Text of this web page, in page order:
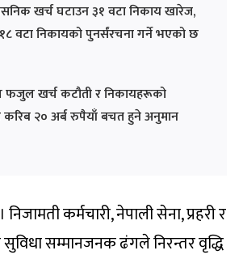
खर्च घटाउन ३१ वटा निकाय खारेज,
वटा निकायको पुनर्संरचना गर्ने भएको छ
फजुल खर्च कटौती र निकायहरूको
करिब २० अर्ब रुपैयाँ बचत हुने अनुमान
कर्मचारी, नेपाली सेना, प्रहरी र
सम्मानजनक ढंगले निरन्तर वृद्धि